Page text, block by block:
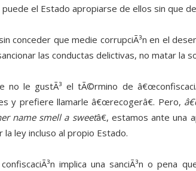
puede el Estado apropiarse de ellos sin que
conceder que medie corrupciÃ³n en el
las conductas delictivas, no matar la
no le gustÃ³ el tÃ©rmino de
y prefiere llamarle â€œrecogerâ€. Pero,
name smell a sweetâ€, estamos ante una
la ley incluso al propio Estado.
implica una sanciÃ³n o pena